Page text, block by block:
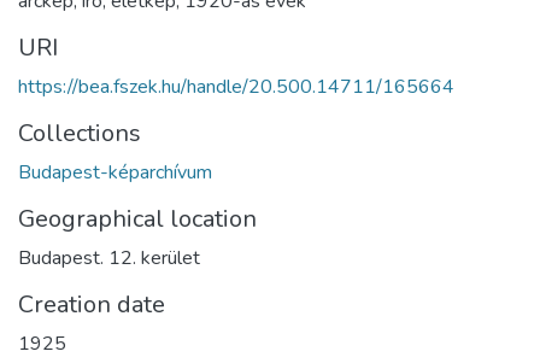
URI
https://bea.fszek.hu/handle/20.500.14711/165664
Collections
Budapest-képarchívum
Geographical location
Budapest. 12. kerület
Creation date
1925